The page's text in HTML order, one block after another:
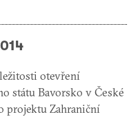
otevření
státu Bavorsko v České
projektu Zahraniční